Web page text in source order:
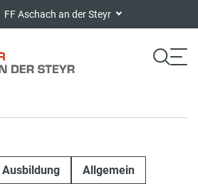
FF Aschach an der Steyr
Ausbildung Allgemein